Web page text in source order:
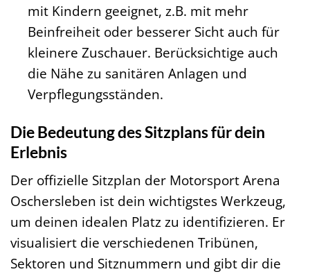
mit Kindern geeignet, z.B. mit mehr
Beinfreiheit oder besserer Sicht auch für
kleinere Zuschauer. Berücksichtige auch
die Nähe zu sanitären Anlagen und
Verpflegungsständen.
Die Bedeutung des Sitzplans für dein
Erlebnis
Der offizielle Sitzplan der Motorsport Arena
Oschersleben ist dein wichtigstes Werkzeug,
um deinen idealen Platz zu identifizieren. Er
visualisiert die verschiedenen Tribünen,
Sektoren und Sitznummern und gibt dir die